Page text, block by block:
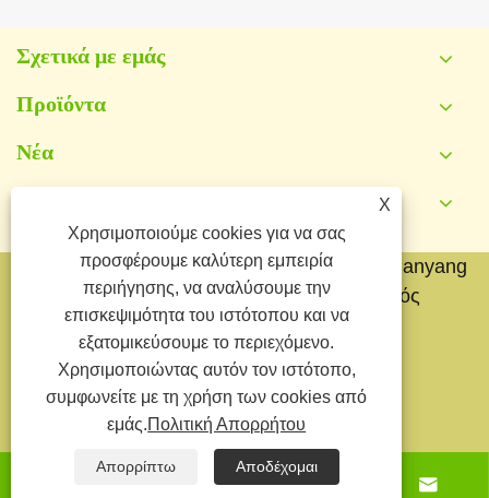
Σχετικά με εμάς
Προϊόντα
Νέα
Πνευματικά δικαιώματα © 2026 Yongkang Jianyang
Metal Co.,Ltd. Με την επιφύλαξη παντός
δικαιώματος.
Links
Sitemap RSS XML
Πολιτική Απορρήτου
 
X
Χρησιμοποιούμε cookies για να σας
προσφέρουμε καλύτερη εμπειρία
περιήγησης, να αναλύσουμε την
επισκεψιμότητα του ιστότοπου και να
εξατομικεύσουμε το περιεχόμενο.
Χρησιμοποιώντας αυτόν τον ιστότοπο,
συμφωνείτε με τη χρήση των cookies από
εμάς.Πολιτική Απορρήτου
Απορρίπτω Αποδέχομαι